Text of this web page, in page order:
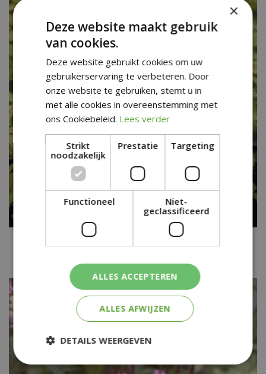
×
Deze website maakt gebruik
van cookies.
Deze website gebruikt cookies om uw
gebruikerservaring te verbeteren. Door
onze website te gebruiken, stemt u in
met alle cookies in overeenstemming met
ons Cookiebeleid. Lees verder
Strikt
noodzakelijk
Prestatie Targeting
Functioneel
Niet-
geclassificeerd
ALLES ACCEPTEREN
ALLES AFWIJZEN
DETAILS WEERGEVEN